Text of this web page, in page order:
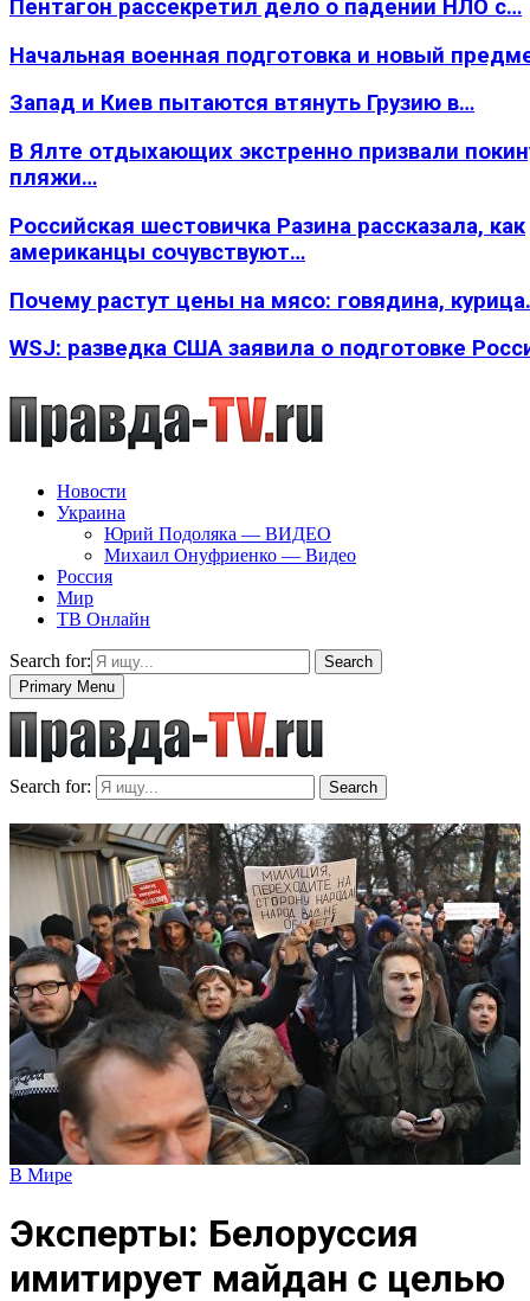
Пентагон рассекретил дело о падении НЛО с…
Начальная военная подготовка и новый
Запад и Киев пытаются втянуть Грузию в…
В Ялте отдыхающих экстренно призвали
пляжи…
Российская шестовичка Разина рассказала, как
американцы сочувствуют…
Почему растут цены на мясо: говядина,
WSJ: разведка США заявила о подготовке
Новости
Украина
Юрий Подоляка — ВИДЕО
Михаил Онуфриенко — Видео
Россия
Мир
ТВ Онлайн
Search for:
Search
Primary Menu
Search for: Search
В Мире
Эксперты: Белоруссия
имитирует майдан с целью